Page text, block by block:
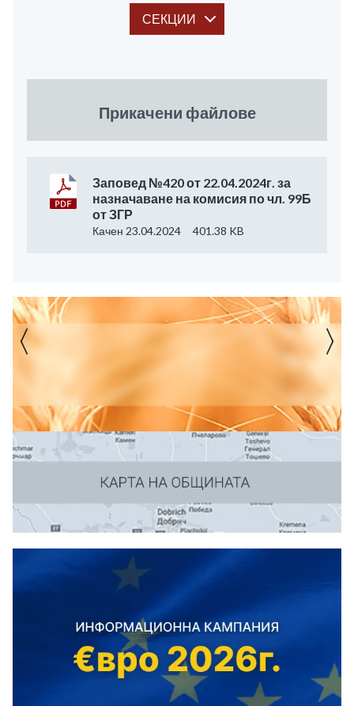
СЕКЦИИ
Прикачени файлове
Заповед №420 от 22.04.2024г. за
назначаване на комисия по чл. 99Б
от ЗГР
Качен 23.04.2024 401.38 KB